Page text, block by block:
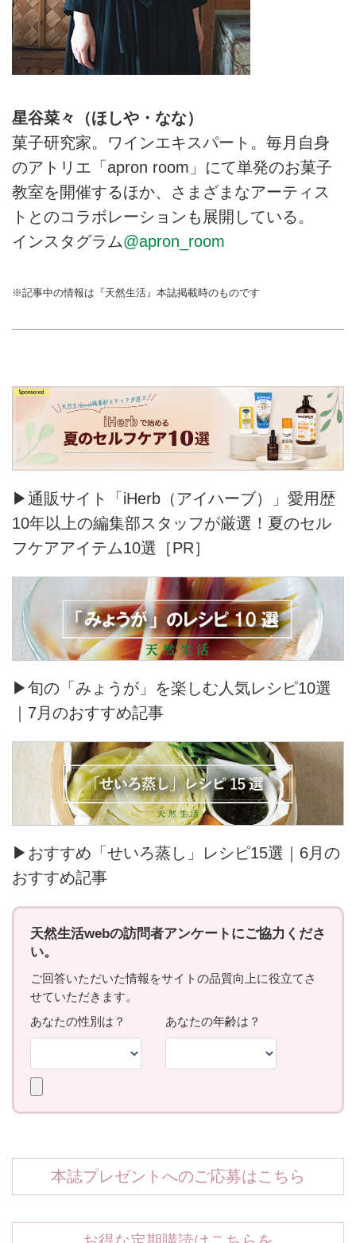
星谷菜々（ほしや・なな）
菓子研究家。ワインエキスパート。毎月自身
のアトリエ「apron room」にて単発のお菓子
教室を開催するほか、さまざまなアーティス
トとのコラボレーションも展開している。
インスタグラム@apron_room
※記事中の情報は『天然生活』本誌掲載時のものです
▶通販サイト「iHerb（アイハーブ）」愛用歴
10年以上の編集部スタッフが厳選！夏のセル
フケアアイテム10選［PR］
▶旬の「みょうが」を楽しむ人気レシピ10選
｜7月のおすすめ記事
▶おすすめ「せいろ蒸し」レシピ15選｜6月の
おすすめ記事
本誌プレゼントへのご応募はこちら